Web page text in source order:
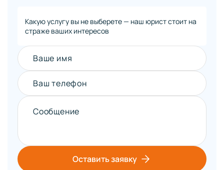
Какую услугу вы не выберете — наш юрист стоит на
страже ваших интересов
Ваше имя
Ваш телефон
Сообщение
Оставить заявку